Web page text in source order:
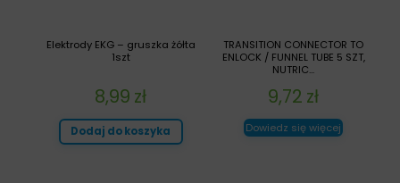
TRANSITION CONNECTOR TO
ENLOCK / FUNNEL TUBE 5 SZT,
NUTRIC...
9,72 zł
Dowiedz się więcej
Elektrody EKG – gruszka żółta
1szt
8,99 zł
Dodaj do koszyka